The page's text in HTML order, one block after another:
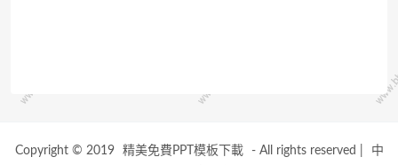
Copyright © 2019 精美免費PPT模板下載 - All rights reserved 中